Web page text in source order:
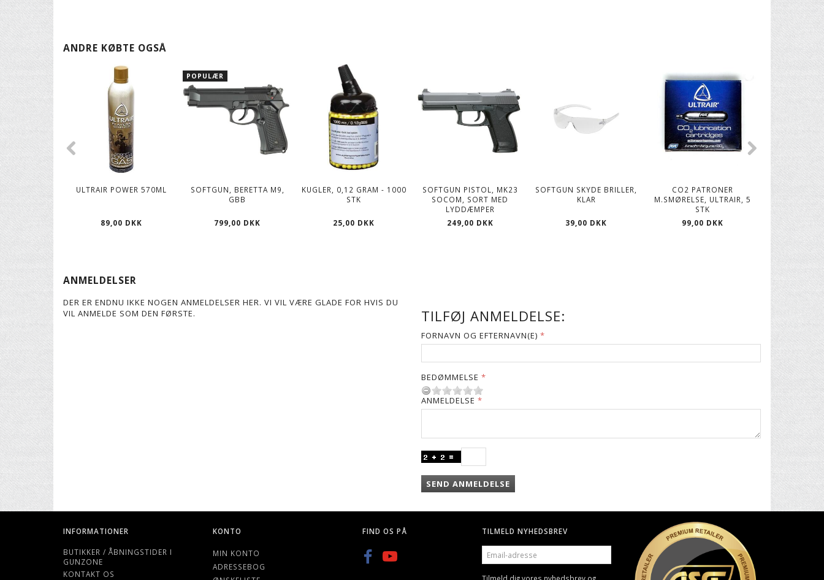
ANDRE KØBTE OGSÅ
ULTRAIR POWER 570ML
89,00 DKK
POPULÆR
SOFTGUN, BERETTA M9,
GBB
799,00 DKK
KUGLER, 0,12 GRAM - 1000
STK
25,00 DKK
SOFTGUN PISTOL, MK23
SOCOM, SORT MED
LYDDÆMPER
249,00 DKK
SOFTGUN SKYDE BRILLER,
KLAR
39,00 DKK
CO2 PATRONER
M.SMØRELSE, ULTRAIR, 5
STK
99,00 DKK
SOFTGUN
49,00
ANMELDELSER
DER ER ENDNU IKKE NOGEN ANMELDELSER HER. VI VIL VÆRE GLADE FOR HVIS DU
VIL ANMELDE SOM DEN FØRSTE.
TILFØJ ANMELDELSE:
FORNAVN OG EFTERNAVN(E)
BEDØMMELSE
ANMELDELSE
SEND ANMELDELSE
INFORMATIONER
BUTIKKER / ÅBNINGSTIDER I
GUNZONE
KONTAKT OS
KONTO
MIN KONTO
ADRESSEBOG
FIND OS PÅ
TILMELD NYHEDSBREV
EMAIL-
ADRESSE